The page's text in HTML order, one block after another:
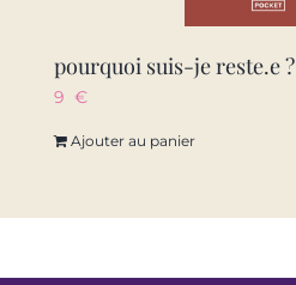
pourquoi suis-je reste.e ?
9 €
Ajouter au panier